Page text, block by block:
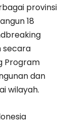
provinsi
18
secara
Program
dan
wilayah.